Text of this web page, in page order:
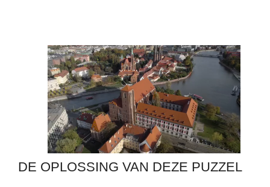
DE OPLOSSING VAN DEZE PUZZEL